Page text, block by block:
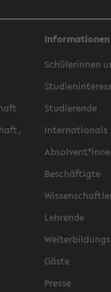
Schülerinnen
Studierende
Internationals
Beschäftigte
Lehrende
Gäste
Presse